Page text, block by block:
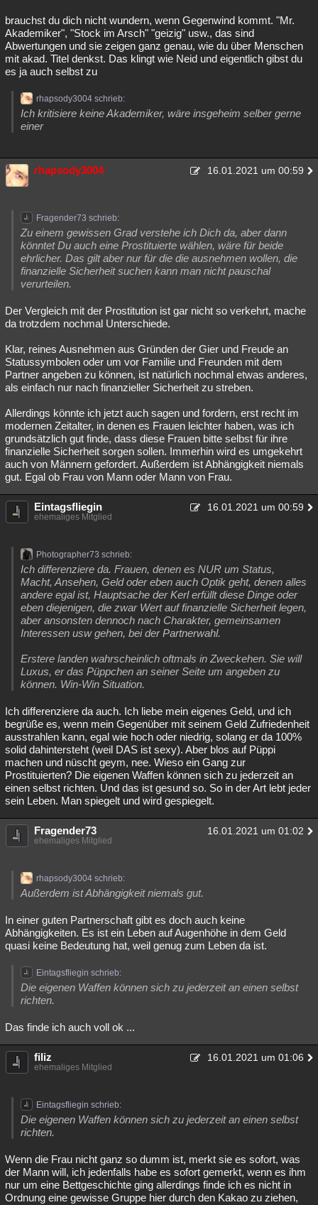
brauchst du dich nicht wundern, wenn Gegenwind kommt. "Mr.
Akademiker", "Stock im Arsch" "geizig" usw., das sind
Abwertungen und sie zeigen ganz genau, wie du über Menschen
mit akad. Titel denkst. Das klingt wie Neid und eigentlich gibst du
es ja auch selbst zu
rhapsody3004 schrieb:
Ich kritisiere keine Akademiker, wäre insgeheim selber gerne
einer
rhapsody3004 16.01.2021 um 00:59
Fragender73 schrieb:
Zu einem gewissen Grad verstehe ich Dich da, aber dann
könntet Du auch eine Prostituierte wählen, wäre für beide
ehrlicher. Das gilt aber nur für die die ausnehmen wollen, die
finanzielle Sicherheit suchen kann man nicht pauschal
verurteilen.
Der Vergleich mit der Prostitution ist gar nicht so verkehrt, mache
da trotzdem nochmal Unterschiede.
Klar, reines Ausnehmen aus Gründen der Gier und Freude an
Statussymbolen oder um vor Familie und Freunden mit dem
Partner angeben zu können, ist natürlich nochmal etwas anderes,
als einfach nur nach finanzieller Sicherheit zu streben.
Allerdings könnte ich jetzt auch sagen und fordern, erst recht im
modernen Zeitalter, in denen es Frauen leichter haben, was ich
grundsätzlich gut finde, dass diese Frauen bitte selbst für ihre
finanzielle Sicherheit sorgen sollen. Immerhin wird es umgekehrt
auch von Männern gefordert. Außerdem ist Abhängigkeit niemals
gut. Egal ob Frau von Mann oder Mann von Frau.
Eintagsfliegin 16.01.2021 um 00:59
ehemaliges Mitglied
Photographer73 schrieb:
Ich differenziere da. Frauen, denen es NUR um Status,
Macht, Ansehen, Geld oder eben auch Optik geht, denen alles
andere egal ist, Hauptsache der Kerl erfüllt diese Dinge oder
eben diejenigen, die zwar Wert auf finanzielle Sicherheit legen,
aber ansonsten dennoch nach Charakter, gemeinsamen
Interessen usw gehen, bei der Partnerwahl.
Erstere landen wahrscheinlich oftmals in Zweckehen. Sie will
Luxus, er das Püppchen an seiner Seite um angeben zu
können. Win-Win Situation.
Ich differenziere da auch. Ich liebe mein eigenes Geld, und ich
begrüße es, wenn mein Gegenüber mit seinem Geld Zufriedenheit
ausstrahlen kann, egal wie hoch oder niedrig, solang er da 100%
solid dahintersteht (weil DAS ist sexy). Aber blos auf Püppi
machen und nüscht geym, nee. Wieso ein Gang zur
Prostituierten? Die eigenen Waffen können sich zu jederzeit an
einen selbst richten. Und das ist gesund so. So in der Art lebt jeder
sein Leben. Man spiegelt und wird gespiegelt.
Fragender73 16.01.2021 um 01:02
ehemaliges Mitglied
rhapsody3004 schrieb:
Außerdem ist Abhängigkeit niemals gut.
In einer guten Partnerschaft gibt es doch auch keine
Abhängigkeiten. Es ist ein Leben auf Augenhöhe in dem Geld
quasi keine Bedeutung hat, weil genug zum Leben da ist.
Eintagsfliegin schrieb:
Die eigenen Waffen können sich zu jederzeit an einen selbst
richten.
Das finde ich auch voll ok ...
filiz 16.01.2021 um 01:06
ehemaliges Mitglied
Eintagsfliegin schrieb:
Die eigenen Waffen können sich zu jederzeit an einen selbst
richten.
Wenn die Frau nicht ganz so dumm ist, merkt sie es sofort, was
der Mann will, ich jedenfalls habe es sofort gemerkt, wenn es ihm
nur um eine Bettgeschichte ging allerdings finde ich es nicht in
Ordnung eine gewisse Gruppe hier durch den Kakao zu ziehen,